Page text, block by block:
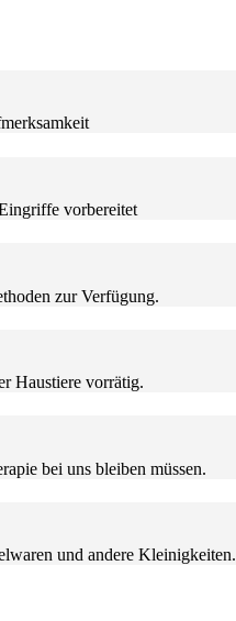
vorbereitet
zur Verfügung.
Haustiere vorrätig.
bei uns bleiben müssen.
und andere Kleinigkeiten.